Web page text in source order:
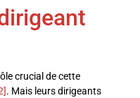
crucial de cette
. Mais leurs dirigeants